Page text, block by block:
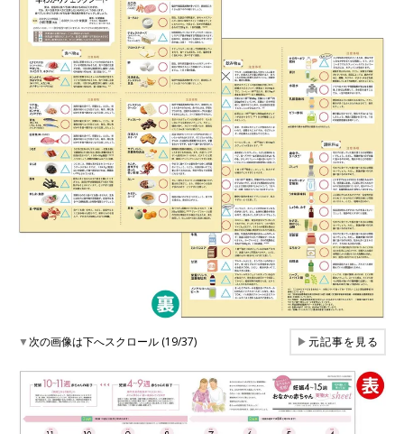
▼次の画像は下へスクロール (19/37) ▶元記事を見る